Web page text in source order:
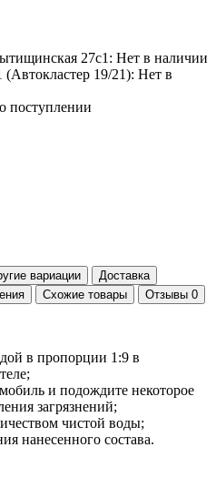
27с1: Нет в наличии
19/21): Нет в
поступлении
вариации
Доставка
Схожие товары Отзывы 0
в пропорции 1:9 в
и подождите некоторое
загрязнений;
чистой воды;
нанесенного состава.